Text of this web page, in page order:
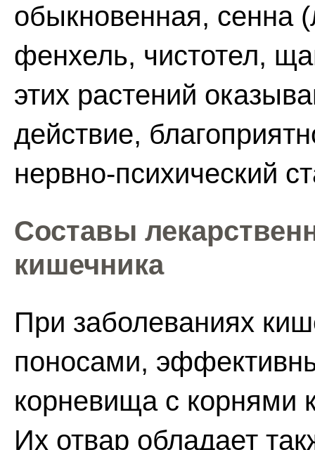
обыкновенная, сенна
фенхель, чистотел,
этих растений
действие,
нервно-психический
Составы
кишечника
При заболеваниях
поносами,
корневища с корнями
Их отвар обладает